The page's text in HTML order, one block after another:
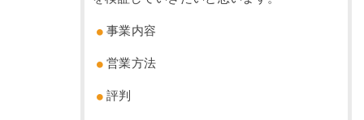
事業内容
営業方法
評判